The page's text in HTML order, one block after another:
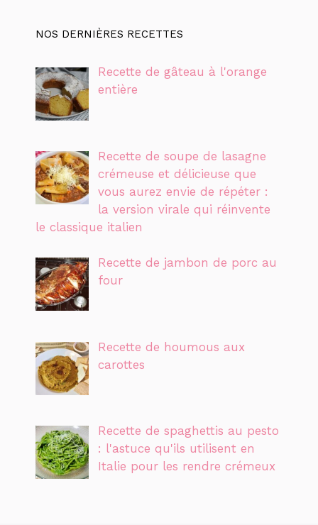
NOS DERNIÈRES RECETTES
Recette de gâteau à l'orange
entière
Recette de soupe de lasagne
crémeuse et délicieuse que
vous aurez envie de répéter :
la version virale qui réinvente
le classique italien
Recette de jambon de porc au
four
Recette de houmous aux
carottes
Recette de spaghettis au pesto
: l'astuce qu'ils utilisent en
Italie pour les rendre crémeux